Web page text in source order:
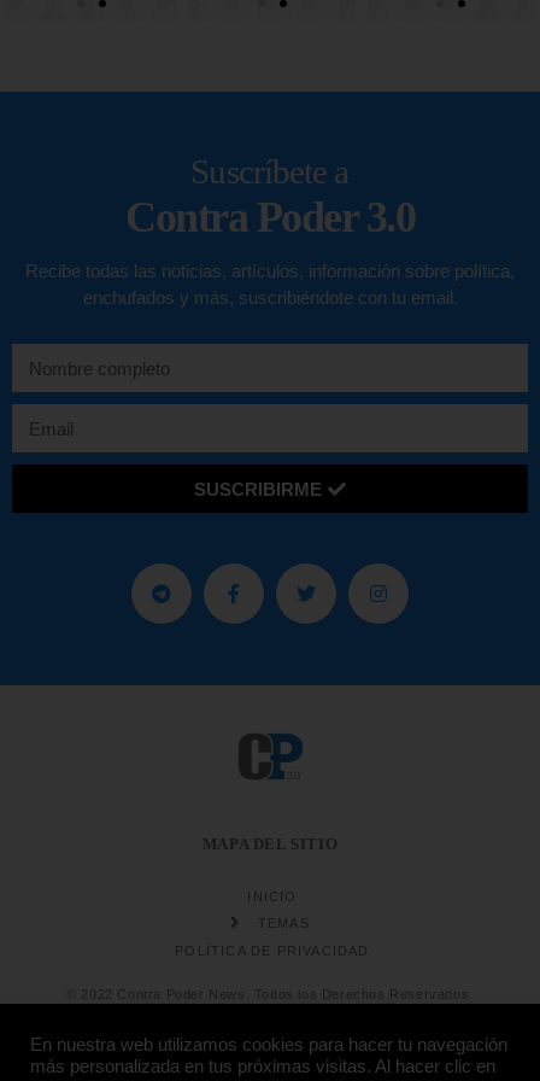
Suscríbete a
Contra Poder 3.0
Recibe todas las noticias, artículos, información sobre política,
enchufados y más, suscribiéndote con tu email.
SUSCRIBIRME
MAPA DEL SITIO
INICIO
TEMAS
POLÍTICA DE PRIVACIDAD
© 2022 Contra Poder News. Todos los Derechos Reservados.
En nuestra web utilizamos cookies para hacer tu navegación
más personalizada en tus próximas visitas. Al hacer clic en